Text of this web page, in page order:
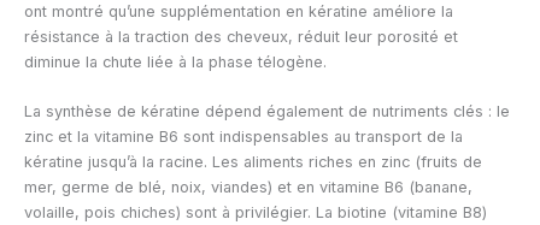
ont montré qu’une supplémentation en kératine améliore la
résistance à la traction des cheveux, réduit leur porosité et
diminue la chute liée à la phase télogène.
La synthèse de kératine dépend également de nutriments clés : le
zinc et la vitamine B6 sont indispensables au transport de la
kératine jusqu’à la racine. Les aliments riches en zinc (fruits de
mer, germe de blé, noix, viandes) et en vitamine B6 (banane,
volaille, pois chiches) sont à privilégier. La biotine (vitamine B8)